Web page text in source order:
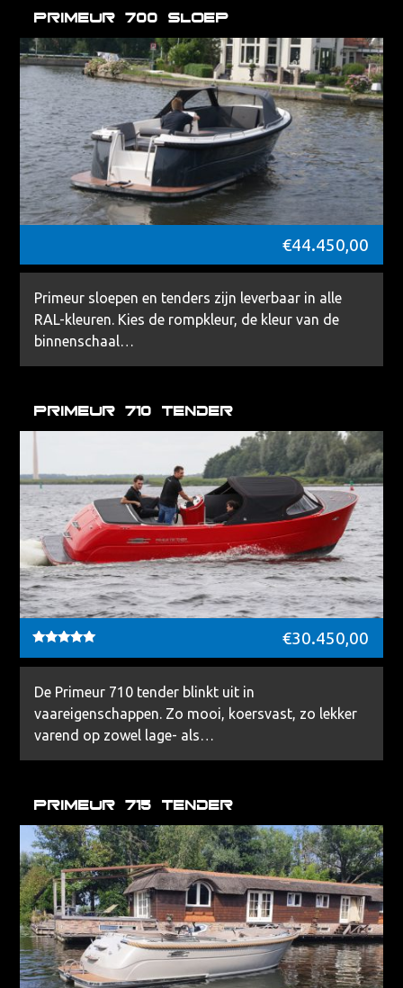
Primeur 700 Sloep
€44.450,00
Primeur sloepen en tenders zijn leverbaar in alle
RAL-kleuren. Kies de rompkleur, de kleur van de
binnenschaal…
Primeur 710 Tender
5.00
€30.450,00
De Primeur 710 tender blinkt uit in
vaareigenschappen. Zo mooi, koersvast, zo lekker
varend op zowel lage- als…
Primeur 715 Tender